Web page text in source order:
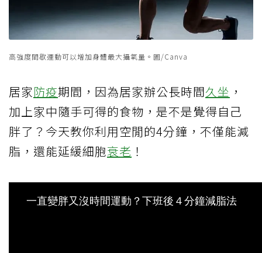
高強度間歇運動可以增加身體最大攝氧量。圖/Canva
居家防疫期間，因為居家辦公長時間久坐 ，
加上家中隨手可得的食物，是不是覺得自己
胖了？今天教你利用空閒的4分鐘，不僅能減
脂，還能延緩細胞衰老 ！